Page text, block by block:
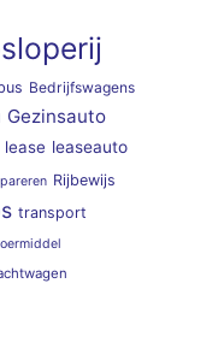
Bedrijfswagens
Gezinsauto
lease leaseauto
Rijbewijs
transport